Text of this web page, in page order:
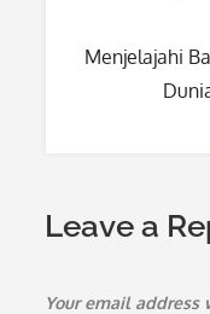
Menjelajahi
Leave a
Your email